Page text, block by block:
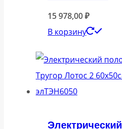
15 978,00₽
В корзину
Электрический